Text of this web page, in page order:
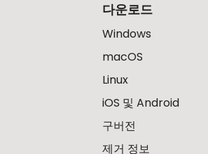
다운로드
Windows
macOS
Linux
iOS 및 Android
구버전
제거 정보